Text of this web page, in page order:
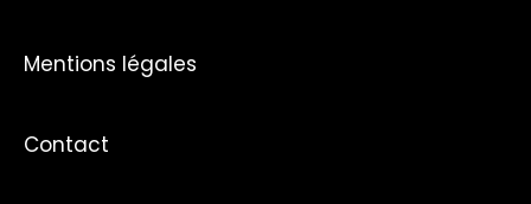
Mentions légales
Contact